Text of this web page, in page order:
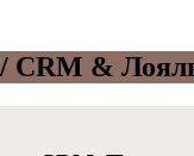
CRM &